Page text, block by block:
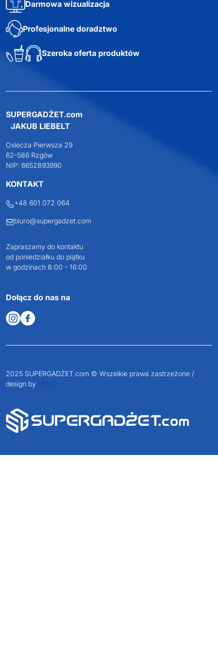
Darmowa wizualizacja
Profesjonalne doradztwo
Szeroka oferta produktów
SUPERGADŻET.com
JAKUB LIEBELT
Osiecza Pierwsza 29
62-586 Rzgów
NIP: 6652893990
KONTAKT
+48 601 072 064
biuro@supergadzet.com
Zapraszamy do kontaktu
od poniedziałku do piątku
w godzinach 8:00 - 16:00
Dołącz do nas na
2025 SUPERGADŻET.com © Wszelkie prawa zastrzeżone /
design by VENTI